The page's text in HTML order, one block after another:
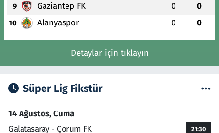
9 Gaziantep FK 0 0
10 Alanyaspor 0 0
Detaylar için tıklayın
Süper Lig Fikstür
14 Ağustos, Cuma
Galatasaray - Çorum FK
21:30